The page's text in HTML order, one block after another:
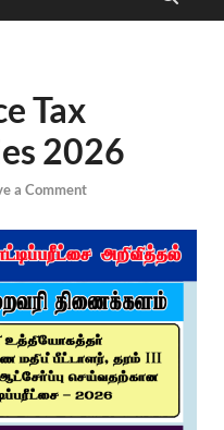
Tax
2026
a Comment